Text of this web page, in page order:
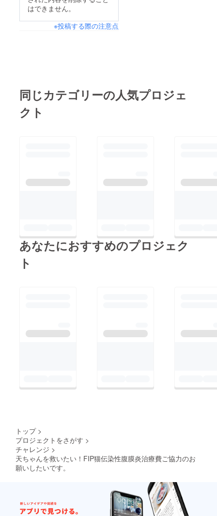
はできません。
※投稿する際の注意点
同じカテゴリーの人気プロジェ
クト
あなたにおすすめのプロジェク
ト
トップ >
プロジェクトをさがす >
チャレンジ >
天ちゃんを救いたい！FIP猫伝染性腹膜炎治療費ご協力のお
願いしたいです。